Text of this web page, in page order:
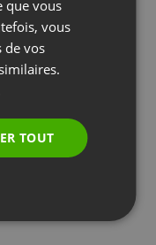
clairement
des
PORTUGUESE
que vous
vous
de vos
TOUT